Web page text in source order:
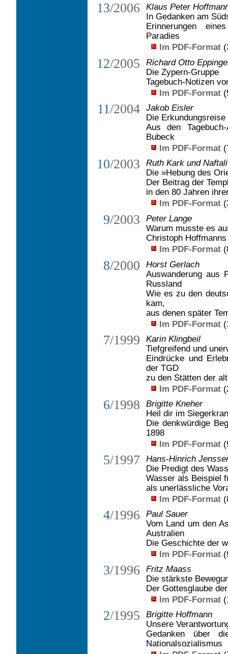
13/2006 Klaus Peter
In Gedanken am
Erinnerungen
Paradies
Im PDF-Format
12/2005
Richard Otto
Die Zypern-Gruppe
Tagebuch-Notizen
Im PDF-Format
11/2004 Jakob Eisler
Die
Aus den
Bubeck
Im PDF-Format
10/2003
Ruth Kark und
Die »Hebung des
Der Beitrag der
in den 80 Jahren
Im PDF-Format
9/2003
Peter Lange
Warum musste es
Christoph
Im PDF-Format
8/2000
Horst Gerlach
Auswanderung aus
Russland
Wie es zu den
kam,
aus denen später
Im PDF-Format
7/1999
Karin Klingbeil
Tiefgreifend und
Eindrücke und
der TGD
zu den Stätten der
Im PDF-Format
6/1998
Brigitte Kneher
Heil dir im
Die denkwürdige
1898
Im PDF-Format
5/1997 Hans-Hinrich
Die Predigt des
Wasser als Beispiel
als unerlässliche
Im PDF-Format
4/1996 Paul Sauer
Vom Land um den
Australien
Die Geschichte der
Im PDF-Format
3/1996 Fritz Maass
Die stärkste
Der Gottesglaube
Im PDF-Format
2/1995
Brigitte Hoffmann
Unsere
Gedanken über
Nationalsozialismus